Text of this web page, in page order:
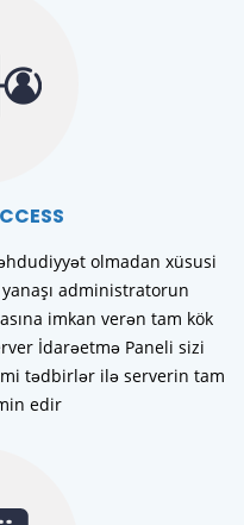
olmadan xüsusi
administratorun
imkan verən tam kök
İdarəetmə Paneli sizi
tədbirlər ilə serverin tam
edir